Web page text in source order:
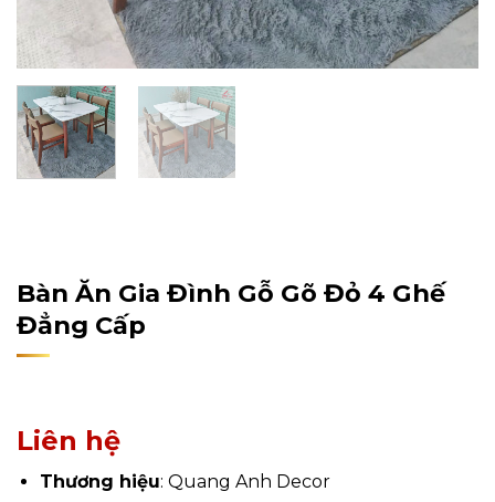
Bàn Ăn Gia Đình Gỗ Gõ Đỏ 4 Ghế
Đẳng Cấp
Liên hệ
Thương hiệu: Quang Anh Decor